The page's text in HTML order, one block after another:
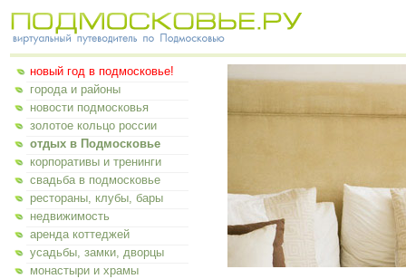
новый год в подмосковье!
города и районы
новости подмосковья
золотое кольцо россии
отдых в Подмосковье
корпоративы и тренинги
свадьба в подмосковье
рестораны, клубы, бары
недвижимость
аренда коттеджей
усадьбы, замки, дворцы
монастыри и храмы